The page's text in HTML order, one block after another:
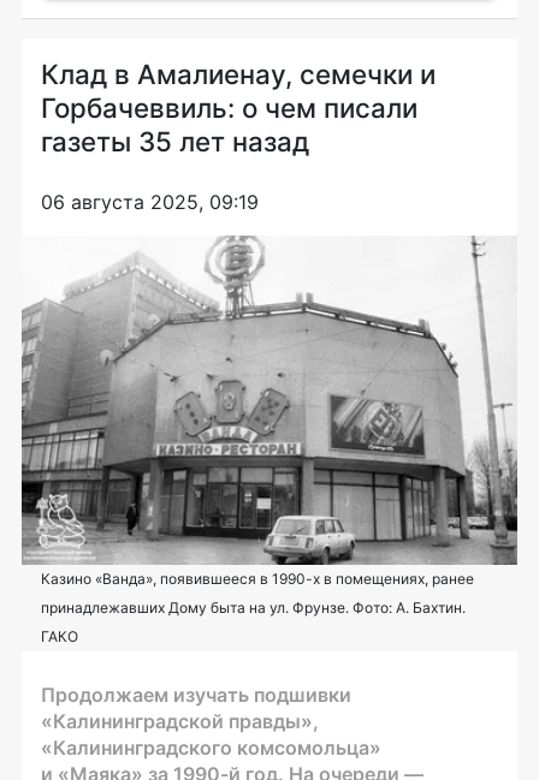
Клад в Амалиенау, семечки и
Горбачеввиль: о чем писали
газеты 35 лет назад
06 августа 2025, 09:19
Казино «Ванда», появившееся в 1990-х в помещениях, ранее
принадлежавших Дому быта на ул. Фрунзе. Фото: А. Бахтин.
ГАКО
Продолжаем изучать подшивки
«Калининградской правды»,
«Калининградского комсомольца»
и «Маяка» за 1990-й год. На очереди —